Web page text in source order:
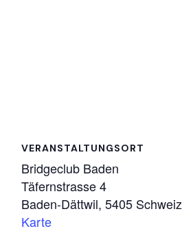
VERANSTALTUNGSORT
Bridgeclub Baden
Täfernstrasse 4
Baden-Dättwil, 5405 Schweiz
Karte